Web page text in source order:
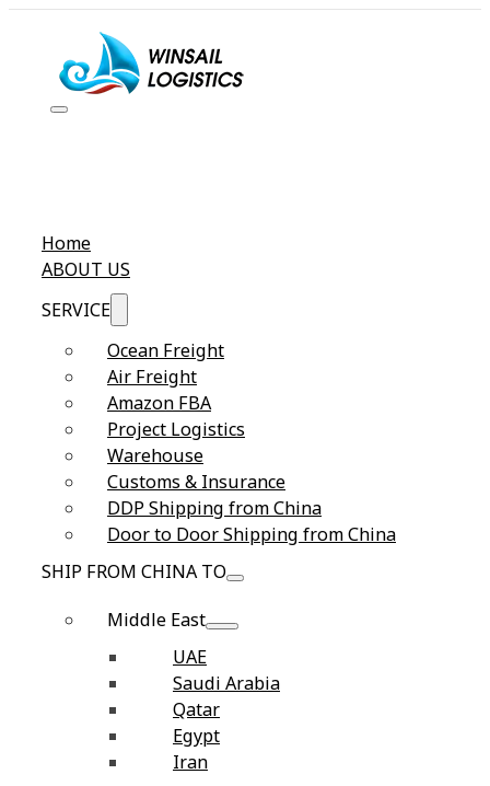
Home
ABOUT US
SERVICE
Ocean Freight
Air Freight
Amazon FBA
Project Logistics
Warehouse
Customs & Insurance
DDP Shipping from China
Door to Door Shipping from China
SHIP FROM CHINA TO
Middle East
UAE
Saudi Arabia
Qatar
Egypt
Iran